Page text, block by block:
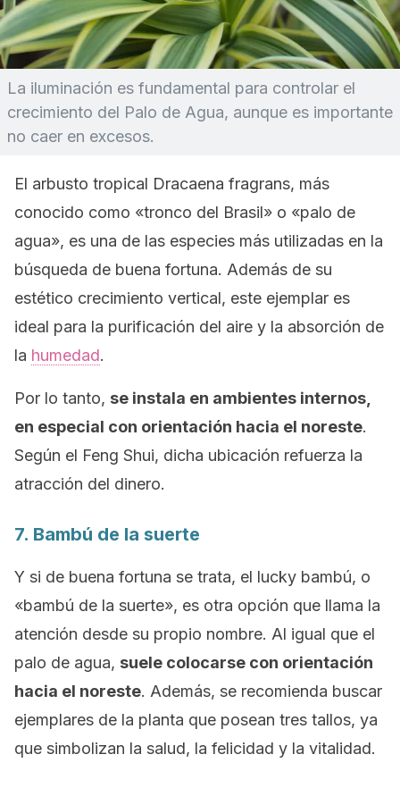
La iluminación es fundamental para controlar el
crecimiento del Palo de Agua, aunque es importante
no caer en excesos.
El arbusto tropical Dracaena fragrans, más
conocido como «tronco del Brasil» o «palo de
agua», es una de las especies más utilizadas en la
búsqueda de buena fortuna. Además de su
estético crecimiento vertical, este ejemplar es
ideal para la purificación del aire y la absorción de
la humedad.
Por lo tanto, se instala en ambientes internos,
en especial con orientación hacia el noreste.
Según el Feng Shui, dicha ubicación refuerza la
atracción del dinero.
7. Bambú de la suerte
Y si de buena fortuna se trata, el lucky bambú, o
«bambú de la suerte», es otra opción que llama la
atención desde su propio nombre. Al igual que el
palo de agua, suele colocarse con orientación
hacia el noreste. Además, se recomienda buscar
ejemplares de la planta que posean tres tallos, ya
que simbolizan la salud, la felicidad y la vitalidad.